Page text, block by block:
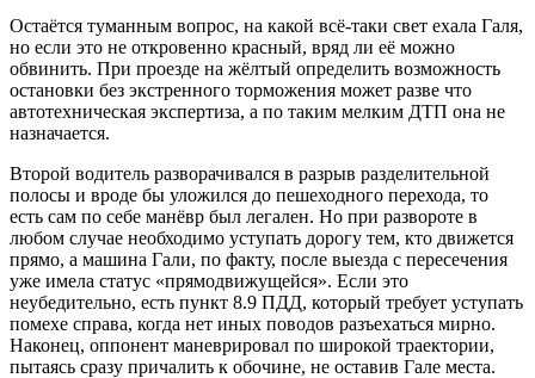
Остаётся туманным вопрос, на какой всё-таки свет ехала Галя,
но если это не откровенно красный, вряд ли её можно
обвинить. При проезде на жёлтый определить возможность
остановки без экстренного торможения может разве что
автотехническая экспертиза, а по таким мелким ДТП она не
назначается.
Второй водитель разворачивался в разрыв разделительной
полосы и вроде бы уложился до пешеходного перехода, то
есть сам по себе манёвр был легален. Но при развороте в
любом случае необходимо уступать дорогу тем, кто движется
прямо, а машина Гали, по факту, после выезда с пересечения
уже имела статус «прямодвижущейся». Если это
неубедительно, есть пункт 8.9 ПДД, который требует уступать
помехе справа, когда нет иных поводов разъехаться мирно.
Наконец, оппонент маневрировал по широкой траектории,
пытаясь сразу причалить к обочине, не оставив Гале места.